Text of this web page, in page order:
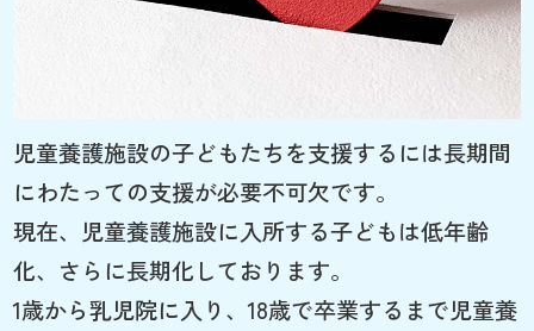
児童養護施設の子どもたちを支援するには長期間
にわたっての支援が必要不可欠です。
現在、児童養護施設に入所する子どもは低年齢
化、さらに長期化しております。
1歳から乳児院に入り、18歳で卒業するまで児童養